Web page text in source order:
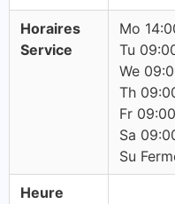
Horaires
Service
Mo
Tu
We
Th
Fr
Sa
Su
Heure